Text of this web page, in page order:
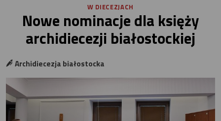
W DIECEZJACH
Nowe nominacje dla księży
archidiecezji białostockiej
Archidiecezja białostocka